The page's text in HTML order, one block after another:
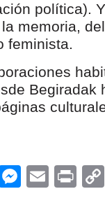
política).
memoria,
feminista.
Begiradak
Facebook
Email